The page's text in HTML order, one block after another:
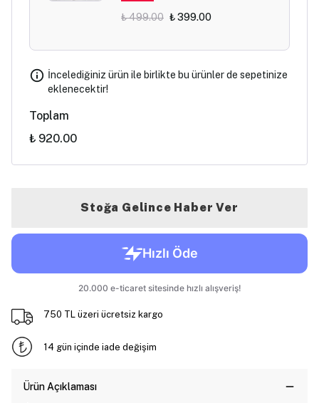
₺ 499.00 ₺ 399.00
İncelediğiniz ürün ile birlikte bu ürünler de sepetinize
eklenecektir!
Toplam
₺ 920.00
Stoğa Gelince Haber Ver
750 TL üzeri ücretsiz kargo
14 gün içinde iade değişim
Ürün Açıklaması